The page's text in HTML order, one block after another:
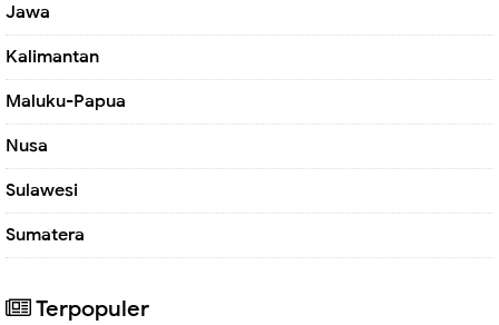
Jawa
Kalimantan
Maluku-Papua
Nusa
Sulawesi
Sumatera
Terpopuler